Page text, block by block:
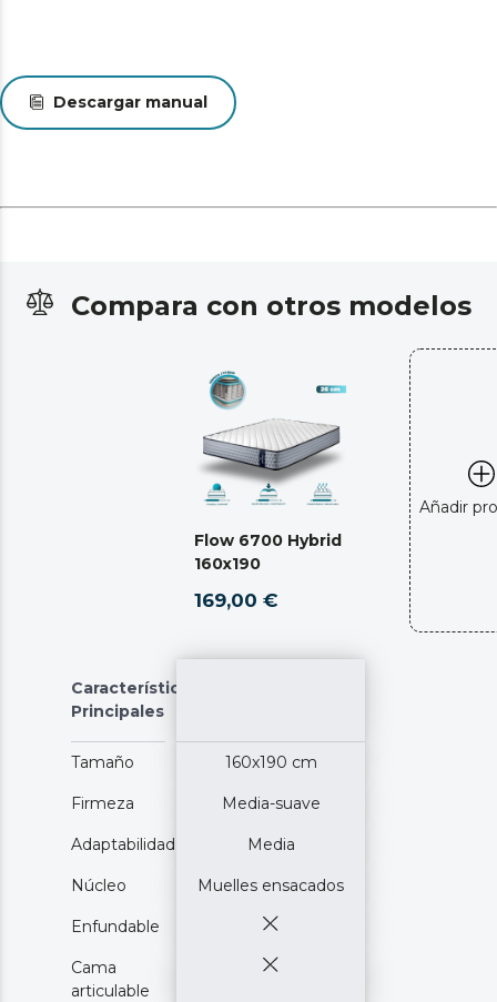
Descargar manual
Compara con otros modelos
Flow 6700 Hybrid
160x190
169,00 €
Añadir
Características
Principales
Tamaño 160x190 cm
Firmeza Media-suave
Adaptabilidad Media
Núcleo Muelles ensacados
Enfundable
Cama
articulable